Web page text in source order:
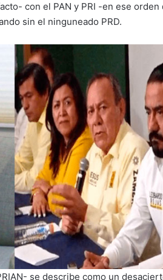
con el PAN y PRI -en ese orden
sin el ninguneado PRD.
se describe como un